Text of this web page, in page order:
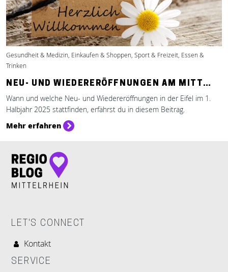
Gesundheit & Medizin, Einkaufen & Shoppen, Sport & Freizeit, Essen &
Trinken
NEU- UND WIEDERERÖFFNUNGEN AM MITT…
Wann und welche Neu- und Wiedereröffnungen in der Eifel im 1.
Halbjahr 2025 stattfinden, erfährst du in diesem Beitrag.
Mehr erfahren
LET'S CONNECT
Kontakt
SERVICE